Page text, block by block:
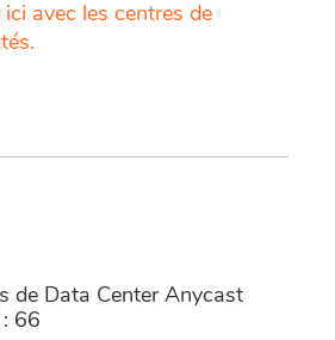
avec les centres de
de Data Center Anycast
66